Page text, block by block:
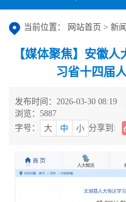
当前位置： 网站首页 > 新
【媒体聚焦】安徽
习省十四届
发布时间：2026-03-30 08:19
浏览： 5887
字号：
大 中 小 分享到: